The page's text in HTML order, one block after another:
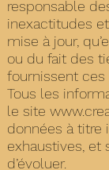
responsable
inexactitudes
mise à jour,
ou du fait des
fournissent ces
Tous les
le site
données à titre
exhaustives, et
d’évoluer.